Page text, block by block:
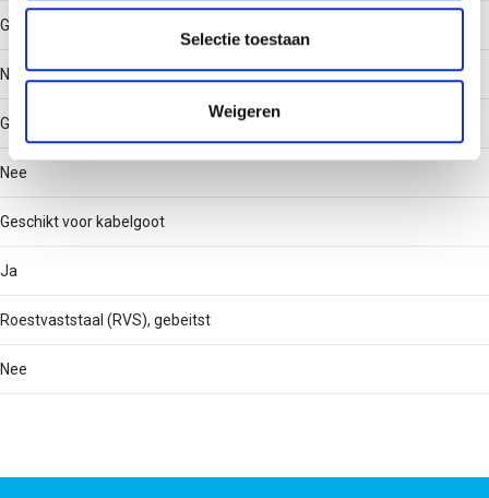
partners voor social media, adverteren en analyse. Deze
partners kunnen deze gegevens combineren met andere
informatie die u aan ze heeft verstrekt of die ze hebben
verzameld op basis van uw gebruik van hun services.
Selectie toestaan
Weigeren
Geschikt voor draadgoot
Nee
Geschikt voor kabelladder
Nee
Geschikt voor kabelgoot
Ja
Roestvaststaal (RVS), gebeitst
Nee